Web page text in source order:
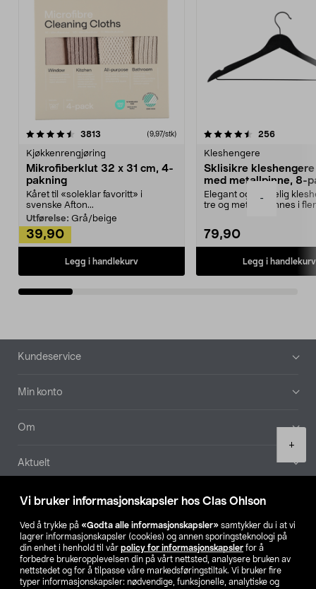
Vi bruker informasjonskapsler hos Clas Ohlson
Ved å trykke på «Godta alle informasjonskapsler» samtykker du i at vi
lagrer informasjonskapsler (cookies) og annen sporingsteknologi på
din enhet i henhold til vår policy for informasjonskapsler for å
forbedre brukeropplevelsen din på vårt nettsted, analysere bruken av
nettstedet og for å tilpasse våre markedsføringstiltak. Vi bruker fire
typer informasjonskapsler: nødvendige, funksjonelle, analytiske og
-
+
3813 anmeldelser(9,97/stk)
Kjøkkenrengjøring
Mikrofiberklut 32 x 31 cm, 4-
pakning
Kåret til «soleklar favoritt» i
svenske Afton...
Utførelse: Grå/beige
39,90
Legg i handlekurv
4.5av 5 stjerner 256
Kleshengere
Sklisikre
med metallpinne, 8-
Elegant og skikkelig
tre og metall – finnes i
79,90
Legg i handlekurv
4.5av 5 stjerner
Bunntekst
Kundeservice
Min konto
Om
Aktuelt
Våre selskaper
Finn din butikk
SE NO FI